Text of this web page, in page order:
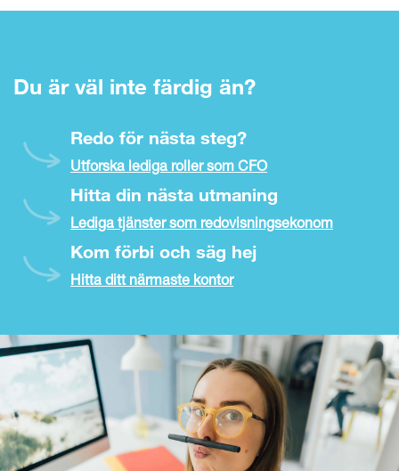
Du är väl inte färdig än?
Redo för nästa steg?
Utforska lediga roller som CFO
Hitta din nästa utmaning
Lediga tjänster som redovisningsekonom
Kom förbi och säg hej
Hitta ditt närmaste kontor